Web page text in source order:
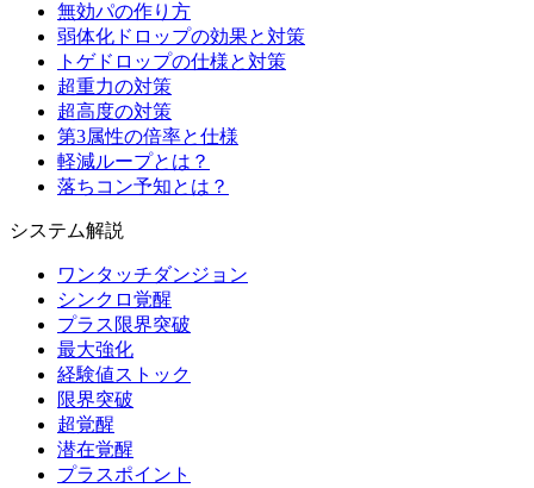
無効パの作り方
弱体化ドロップの効果と対策
トゲドロップの仕様と対策
超重力の対策
超高度の対策
第3属性の倍率と仕様
軽減ループとは？
落ちコン予知とは？
システム解説
ワンタッチダンジョン
シンクロ覚醒
プラス限界突破
最大強化
経験値ストック
限界突破
超覚醒
潜在覚醒
プラスポイント